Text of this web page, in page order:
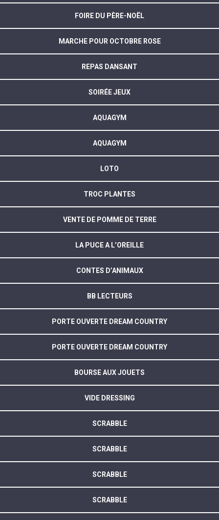
FOIRE DU PÈRE-NOËL
MARCHE POUR OCTOBRE ROSE
REPAS DANSANT
SOIRÉE JEUX
AQUAGYM
AQUAGYM
LOTO
TROC PLANTES
VENTE DE POMME DE TERRE
LA PUCE A L’OREILLE
CONTES D’ANIMAUX
BB LECTEURS
PORTE OUVERTE DREAM COUNTRY
PORTE OUVERTE DREAM COUNTRY
BOURSE AUX JOUETS
VIDE DRESSING
SCRABBLE
SCRABBLE
SCRABBLE
SCRABBLE